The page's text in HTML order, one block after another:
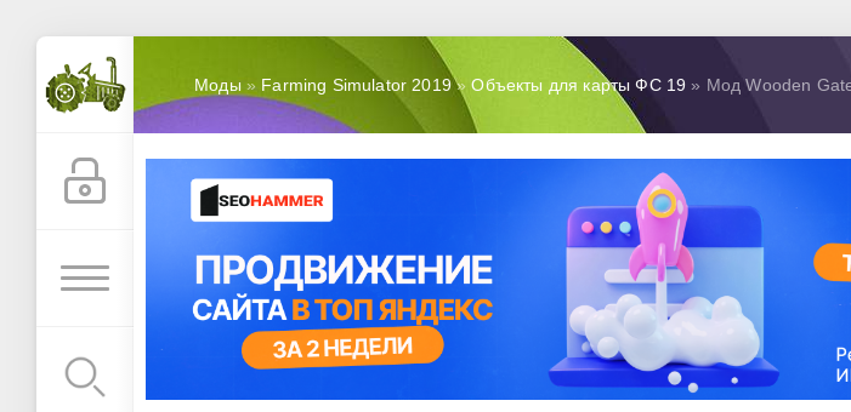
Моды» Farming Simulator 2019»Объекты для карты ФС 19 » Мод Wooden